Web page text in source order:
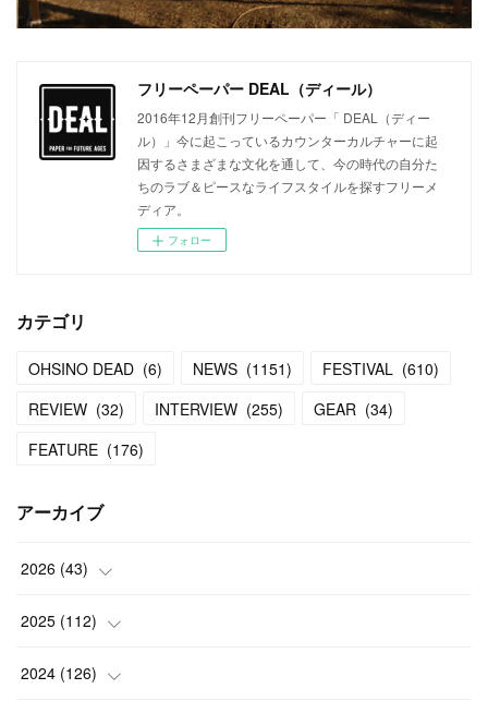
フリーペーパー DEAL（ディール）
2016年12月創刊フリーペーパー「 DEAL（ディー
ル）」今に起こっているカウンターカルチャーに起
因するさまざまな文化を通して、今の時代の自分た
ちのラブ＆ピースなライフスタイルを探すフリーメ
ディア。
フォロー
カテゴリ
OHSINO DEAD (6) NEWS (1151) FESTIVAL (610)
REVIEW (32) INTERVIEW (255) GEAR (34)
FEATURE (176)
アーカイブ
2026 (43)
( 2)
(3)
2025 (112)
(7)
2024 (126)